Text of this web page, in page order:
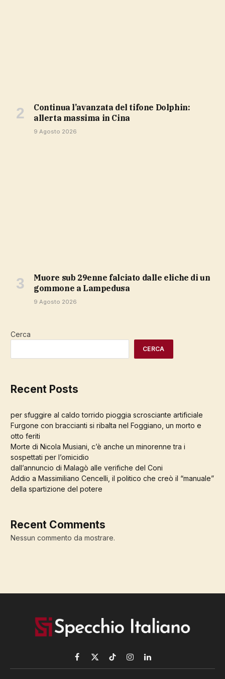
Continua l’avanzata del tifone Dolphin:
allerta massima in Cina
9 Agosto 2026
Muore sub 29enne falciato dalle eliche di un
gommone a Lampedusa
9 Agosto 2026
Cerca
CERCA
Recent Posts
per sfuggire al caldo torrido pioggia scrosciante artificiale
Furgone con braccianti si ribalta nel Foggiano, un morto e
otto feriti
Morte di Nicola Musiani, c’è anche un minorenne tra i
sospettati per l’omicidio
dall’annuncio di Malagò alle verifiche del Coni
Addio a Massimiliano Cencelli, il politico che creò il “manuale”
della spartizione del potere
Recent Comments
Nessun commento da mostrare.
Facebook
X
TikTokInstagramLinkedIn